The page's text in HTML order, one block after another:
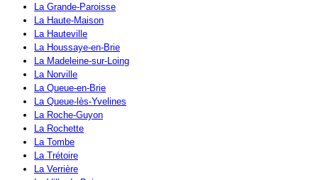
La Grande-Paroisse
La Haute-Maison
La Hauteville
La Houssaye-en-Brie
La Madeleine-sur-Loing
La Norville
La Queue-en-Brie
La Queue-lès-Yvelines
La Roche-Guyon
La Rochette
La Tombe
La Trétoire
La Verrière